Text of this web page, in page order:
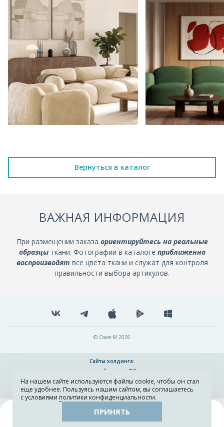
Каталог Остатки тканей
Вернуться в каталог
ВАЖНАЯ ИНФОРМАЦИЯ
При размещении заказа ориентируйтесь на реальные
образцыткани. Фотографии в каталоге приближенно
воспроизводят все цвета ткани и служат для контроля
правильности выбора артикулов.
© Союз-М 2026
Сайты холдинга:
Разработка и поддержка сайта ADN
На нашем сайте используются файлы cookie, чтобы он стал
еще удобнее. Пользуясь нашим сайтом, вы соглашаетесь
с условиями политики конфиденциальности.
ПРИНЯТЬ